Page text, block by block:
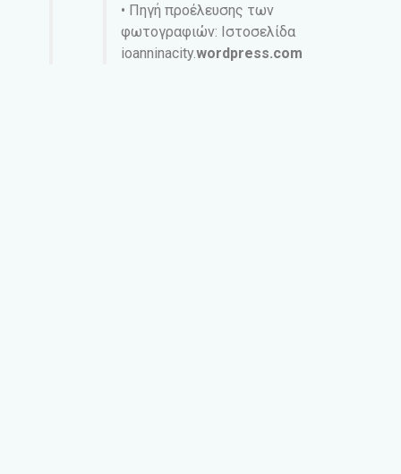
• Πηγή προέλευσης των
φωτογραφιών: Ιστοσελίδα
ioanninacity.wordpress.com